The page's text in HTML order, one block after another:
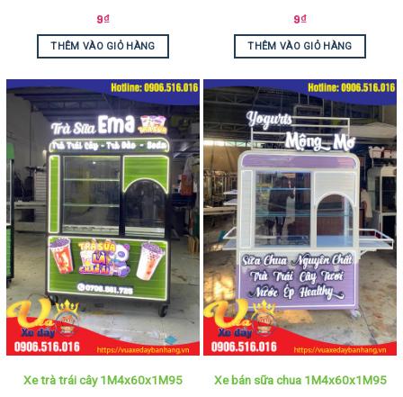
9₫
THÊM VÀO GIỎ HÀNG
9₫
THÊM VÀO GIỎ HÀNG
Xe trà trái cây 1M4x60x1M95 Xe bán sữa chua 1M4x60x1M95